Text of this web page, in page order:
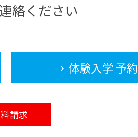
絡ください
体験入学 予約
請求